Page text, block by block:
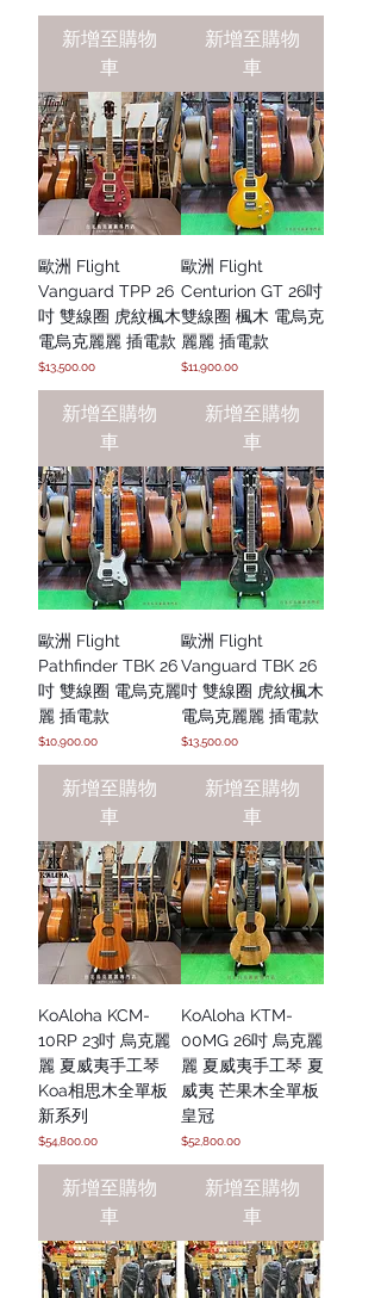
新增至購物
車
新增至購物
車
歐洲 Flight
Vanguard TPP 26
吋 雙線圈 虎紋楓木
電烏克麗麗 插電款
價格
$13,500.00
新增至購物
車
歐洲 Flight
Centurion GT 26吋
雙線圈 楓木 電烏克
麗麗 插電款
價格
$11,900.00
新增至購物
車
歐洲 Flight
Pathfinder TBK 26
吋 雙線圈 電烏克麗
麗 插電款
價格
$10,900.00
新增至購物
車
歐洲 Flight
Vanguard TBK 26
吋 雙線圈 虎紋楓木
電烏克麗麗 插電款
價格
$13,500.00
新增至購物
車
KoAloha KCM-
10RP 23吋 烏克麗
麗 夏威夷手工琴
Koa相思木全單板
新系列
價格
$54,800.00
新增至購物
車
KoAloha KTM-
00MG 26吋 烏克麗
麗 夏威夷手工琴 夏
威夷 芒果木全單板
皇冠
價格
$52,800.00
新增至購物
車